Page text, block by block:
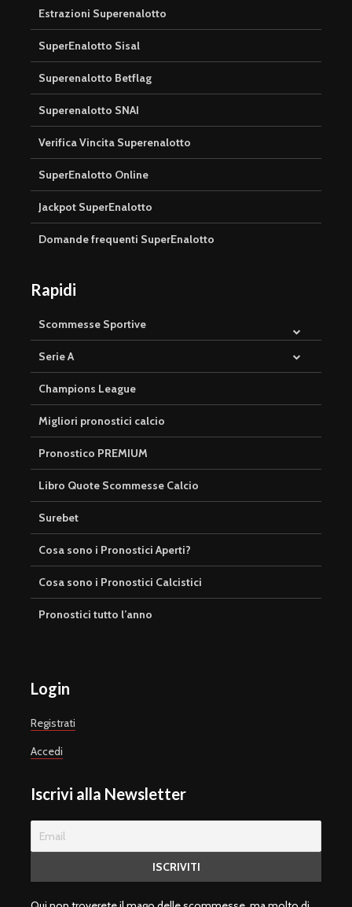
Estrazioni Superenalotto
SuperEnalotto Sisal
Superenalotto Betflag
Superenalotto SNAI
Verifica Vincita Superenalotto
SuperEnalotto Online
Jackpot SuperEnalotto
Domande frequenti SuperEnalotto
Rapidi
Scommesse Sportive
Serie A
Champions League
Migliori pronostici calcio
Pronostico PREMIUM
Libro Quote Scommesse Calcio
Surebet
Cosa sono i Pronostici Aperti?
Cosa sono i Pronostici Calcistici
Pronostici tutto l’anno
Login
Registrati
Accedi
Iscrivi alla Newsletter